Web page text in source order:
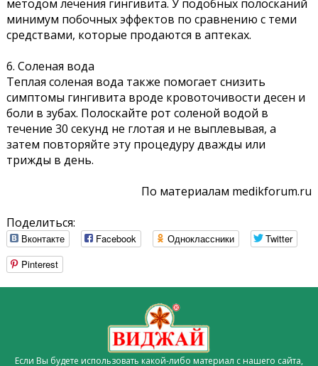
методом лечения гингивита. У подобных полосканий
минимум побочных эффектов по сравнению с теми
средствами, которые продаются в аптеках.
6. Соленая вода
Теплая соленая вода также помогает снизить
симптомы гингивита вроде кровоточивости десен и
боли в зубах. Полоскайте рот соленой водой в
течение 30 секунд не глотая и не выплевывая, а
затем повторяйте эту процедуру дважды или
трижды в день.
По материалам medikforum.ru
Поделиться:
Вконтакте Facebook Одноклассники
Twitter
Pinterest
Если Вы будете использовать какой-либо материал с нашего сайта,